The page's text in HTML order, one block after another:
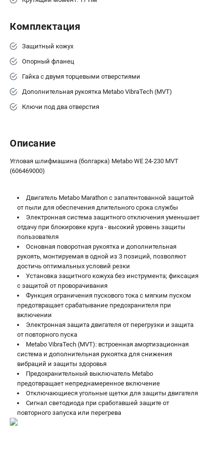
+7 (911) 360-06-14 | +7 (8112) 59-10-67
Комплектация
Защитный кожух
Опорный фланец
Гайка с двумя торцевыми отверстиями
Дополнительная рукоятка Metabo VibraTech (MVT)
Ключи под два отверстия
Описание
Угловая шлифмашина (болгарка) Metabo WE 24-230 MVT
(606469000)
Двигатель Metabo Marathon с запатентованной защитой
от пыли для обеспечения длительного срока службы
Электронная система защитного отключения уменьшает
отдачу при блокировке круга - высокий уровень защиты
пользователя
Основная поворотная рукоятка и дополнительная
рукоять, монтируемая в одной из 3 позиций, позволяют
достичь оптимальных условий резки
Установка защитного кожуха без инструмента; фиксация
с защитой от проворачивания
Функция ограничения пускового тока с мягким пуском
предотвращает срабатывание предохранителя при
включении
Электронная защита двигателя от перегрузки и защита
от повторного пуска
Metabo VibraTech (MVT): встроенная амортизационная
система и дополнительная рукоятка для снижения
вибраций и защиты здоровья
Предохранительный выключатель Metabo
предотвращает непреднамеренное включение
Отключающиеся угольные щетки для защиты двигателя
Сигнал светодиода при сработавшей защите от
повторного запуска или перегрева